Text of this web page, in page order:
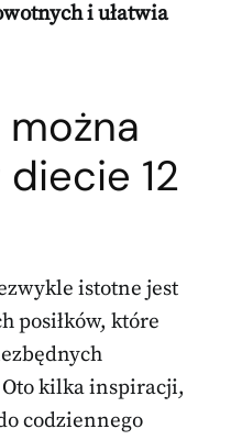
i ułatwia
można
12
istotne jest
posiłków, które
kilka inspiracji,
codziennego